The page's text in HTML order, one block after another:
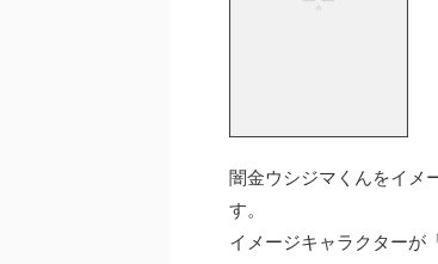
闇金ウシジマくんをイメ
す。
イメージキャラクターが